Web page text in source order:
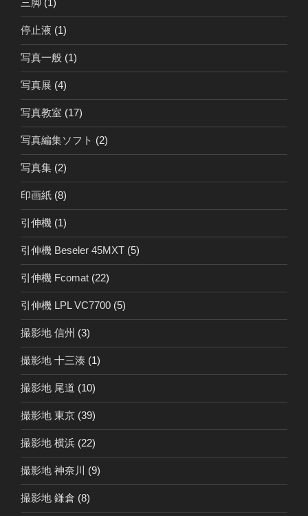
三脚 (1)
停止液 (1)
写真一般 (1)
写真展 (4)
写真教室 (17)
写真編集ソフト (2)
写真集 (2)
印画紙 (8)
引伸機 (1)
引伸機 Beseler 45MXT (5)
引伸機 Fcomat (22)
引伸機 LPL VC7700 (5)
撮影地 信州 (3)
撮影地 十三湊 (1)
撮影地 尾道 (10)
撮影地 東京 (39)
撮影地 横浜 (22)
撮影地 神奈川 (9)
撮影地 鎌倉 (8)